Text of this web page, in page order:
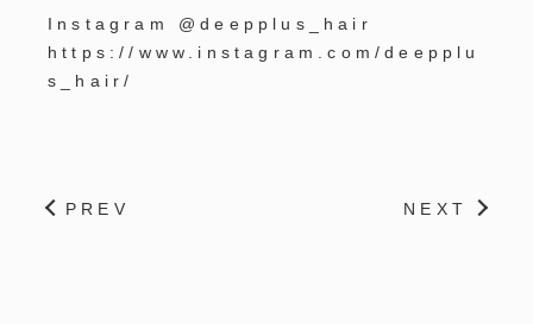
Instagram @deepplus_hair
https://www.instagram.com/deepplu
s_hair/
PREV NEXT